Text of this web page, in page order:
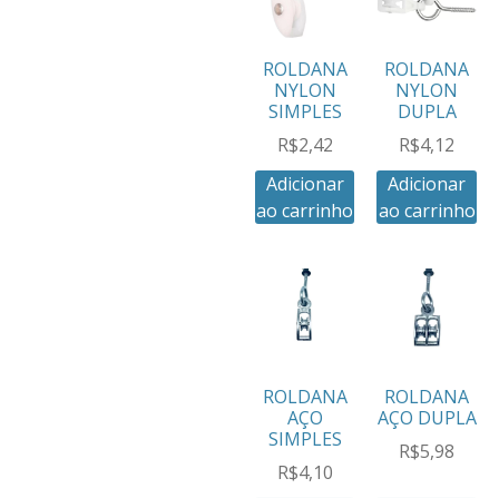
ROLDANA
NYLON
SIMPLES
R$2,42
Adicionar
ao carrinho
ROLDANA
NYLON
DUPLA
R$4,12
Adicionar
ao carrinho
ROLDANA
AÇO
SIMPLES
R$4,10
ROLDANA
AÇO DUPLA
R$5,98